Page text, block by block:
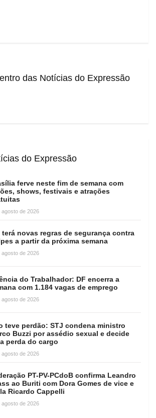
das Notícias do Expressão
do Expressão
ferve neste fim de semana com
shows, festivais e atrações
agosto de 2026
terá novas regras de segurança contra
a partir da próxima semana
agosto de 2026
do Trabalhador: DF encerra a
com 1.184 vagas de emprego
agosto de 2026
teve perdão: STJ condena ministro
Buzzi por assédio sexual e decide
perda do cargo
agosto de 2026
PT-PV-PCdoB confirma Leandro
ao Buriti com Dora Gomes de vice e
Ricardo Cappelli
agosto de 2026